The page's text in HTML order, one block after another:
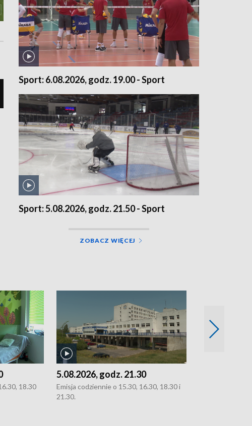
Sport: 6.08.2026, godz. 19.00 - Sport
Sport: 5.08.2026, godz. 21.50 - Sport
ZOBACZ WIĘCEJ
18.30
5.08.2026, godz. 21.30
Emisja codziennie o 15.30, 16.30, 18.30 i
21.30.